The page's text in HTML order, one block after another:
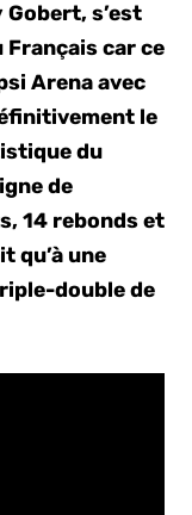
s’est
car ce
Arena avec
le
du
de
14 rebonds et
qu’à une
double de